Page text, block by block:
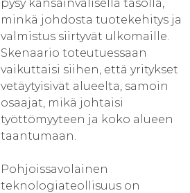
pysy kansainvälisellä tasolla,
minkä johdosta tuotekehitys ja
valmistus siirtyvät ulkomaille.
Skenaario toteutuessaan
vaikuttaisi siihen, että yritykset
vetäytyisivät alueelta, samoin
osaajat, mikä johtaisi
työttömyyteen ja koko alueen
taantumaan.
Pohjoissavolainen
teknologiateollisuus on